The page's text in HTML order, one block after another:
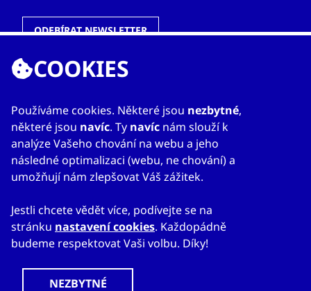
ODEBÍRAT NEWSLETTER
ODKAZY
O nás
Zahraniční kanceláře
Služby
Kontakty
COOKIES
Používáme cookies. Některé jsou nezbytné,
některé jsou navíc. Ty navíc nám slouží k
analýze Vašeho chování na webu a jeho
následné optimalizaci (webu, ne chování) a
umožňují nám zlepšovat Váš zážitek.
Jestli chcete vědět více, podívejte se na
stránku nastavení cookies. Každopádně
budeme respektovat Vaši volbu. Díky!